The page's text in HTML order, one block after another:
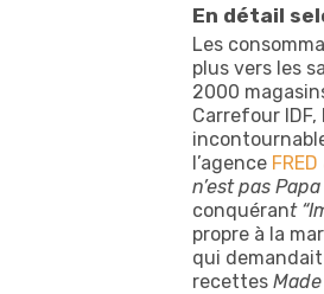
En détail
Les
plus vers les
2000
Carrefour
l’agence
n’est pas
conquérant
propre à la
qui
recettes